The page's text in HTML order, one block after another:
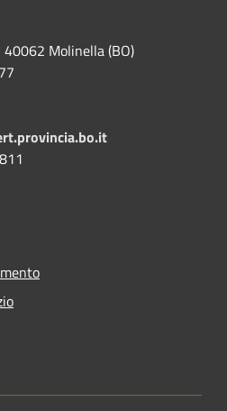
Molinella (BO)